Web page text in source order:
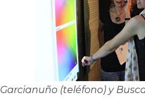
Garcianuño (teléfono) y